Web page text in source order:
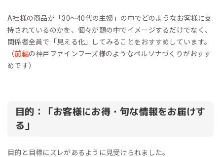
A社様の商品が「30～40代の主婦」の中でどのようなお客様に支
持されているのかを、個々が頭の中でイメージするだけでなく、
関係者全員で「見える化」してみることをおすすめしています。
（前編の神戸ファインフーズ様のようなペルソナづくりがおすす
めです）
目的：「お客様にお得・旬な情報をお届けす
る」
目的と目標にズレがあるように見受けられました。